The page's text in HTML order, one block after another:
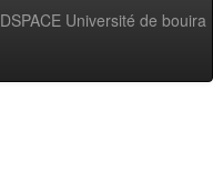
DSPACE Université de bouira